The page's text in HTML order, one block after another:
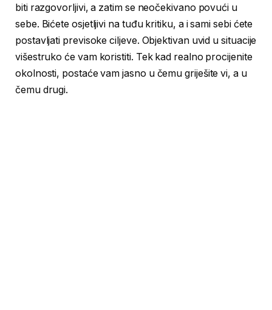
biti razgovorljivi, a zatim se neočekivano povući u
sebe. Bićete osjetljivi na tuđu kritiku, a i sami sebi ćete
postavljati previsoke ciljeve. Objektivan uvid u situacije
višestruko će vam koristiti. Tek kad realno procijenite
okolnosti, postaće vam jasno u čemu griješite vi, a u
čemu drugi.